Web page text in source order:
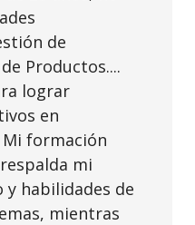
de
Productos....
lograr
en
formación
respalda mi
habilidades de
mientras